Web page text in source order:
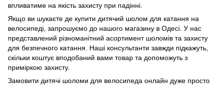
впливатиме на якість захисту при падінні.
Якщо ви шукаєте де купити дитячий шолом для катання на
велосипеді, запрошуємо до нашого магазину в Одесі. У нас
представлений різноманітний асортимент шоломів та захисту
для безпечного катання. Наші консультанти завжди підкажуть,
скільки коштує вподобаний вами товар та допоможуть з
приміркою захисту.
Замовити дитячі шоломи для велосипеда онлайн дуже просто